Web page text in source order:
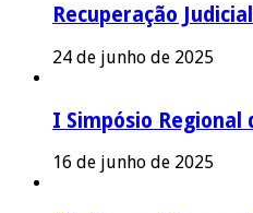
Recuperação
24 de junho de 2025
I Simpósio
16 de junho de 2025